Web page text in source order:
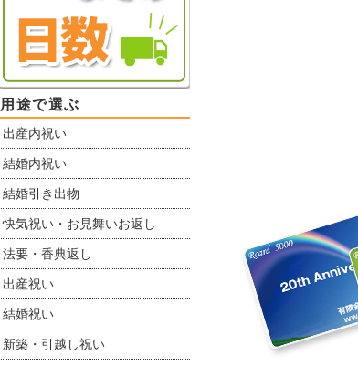
用途で選ぶ
出産内祝い
結婚内祝い
結婚引き出物
快気祝い・お見舞いお返し
法要・香典返し
出産祝い
結婚祝い
新築・引越し祝い